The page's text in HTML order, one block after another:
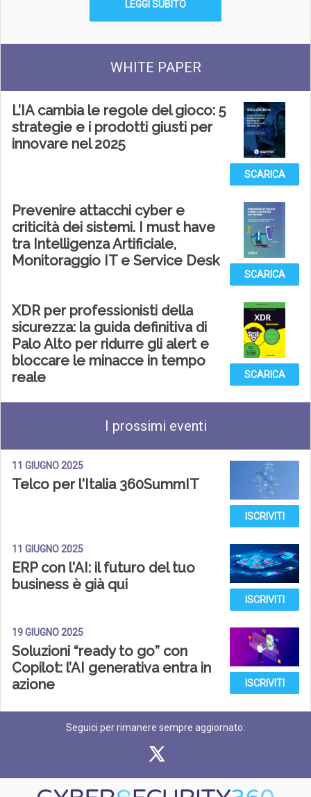
LEGGI SUBITO
WHITE PAPER
L’IA cambia le regole del gioco: 5
strategie e i prodotti giusti per
innovare nel 2025
SCARICA
Prevenire attacchi cyber e
criticità dei sistemi. I must have
tra Intelligenza Artificiale,
Monitoraggio IT e Service Desk
SCARICA
XDR per professionisti della
sicurezza: la guida definitiva di
Palo Alto per ridurre gli alert e
bloccare le minacce in tempo
reale
SCARICA
I prossimi eventi
11 GIUGNO 2025
Telco per l'Italia 360SummIT
ISCRIVITI
11 GIUGNO 2025
ERP con l'AI: il futuro del tuo
business è già qui
ISCRIVITI
19 GIUGNO 2025
Soluzioni “ready to go” con
Copilot: l’AI generativa entra in
azione
ISCRIVITI
Seguici per rimanere sempre aggiornato: